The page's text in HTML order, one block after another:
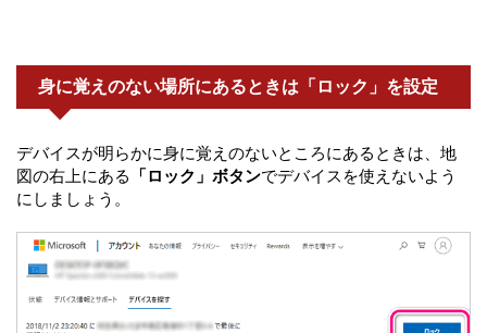
身に覚えのない場所にあるときは「ロック」を設定
デバイスが明らかに身に覚えのないところにあるときは、地
図の右上にある
「ロック」ボタンでデバイスを使えないよう
にしましょう。